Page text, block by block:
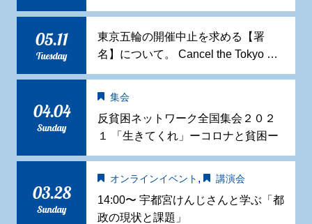
05.11
Tuesday
東京五輪の開催中止を求める【署
名】について。 Cancel the Tokyo …
04.04
Sunday
集会
反貧困ネットワーク全国集会２０２
１ 「生きてくれ」ーコロナと貧困ー
03.28
Sunday
オンラインイベント , 講演会
14:00〜 宇都宮けんじさんと学ぶ「都
政の現状と課題」